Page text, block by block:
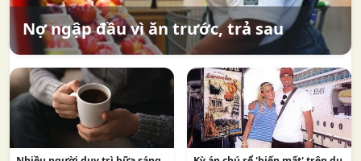
Nợ ngập đầu vì ăn trước, trả sau